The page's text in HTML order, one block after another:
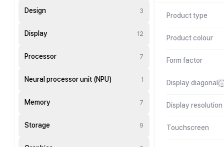
Design 3
Display 12
Processor 7
Neural processor unit (NPU) 1
Memory 7
Storage 9
Product type
Product colour
Form factor
Display diagonal
Display resolution
Touchscreen